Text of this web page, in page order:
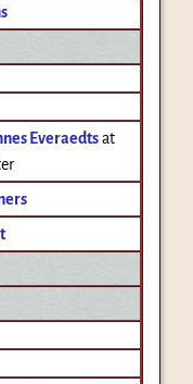
Everaedts at